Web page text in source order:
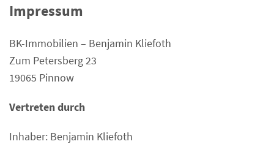
Impressum
BK-Immobilien – Benjamin Kliefoth
Zum Petersberg 23
19065 Pinnow
Vertreten durch
Inhaber: Benjamin Kliefoth